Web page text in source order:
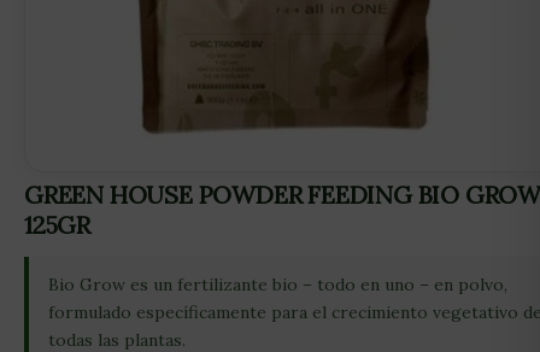
GREEN HOUSE POWDER FEEDING BIO GROW
125GR
Bio Grow es un fertilizante bio – todo en uno – en polvo,
formulado específicamente para el crecimiento vegetativo
todas las plantas.